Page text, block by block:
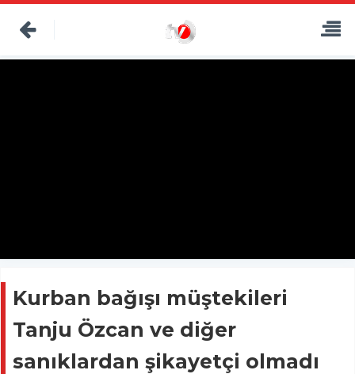
Kurban bağışı müştekileri
Tanju Özcan ve diğer
sanıklardan şikayetçi olmadı